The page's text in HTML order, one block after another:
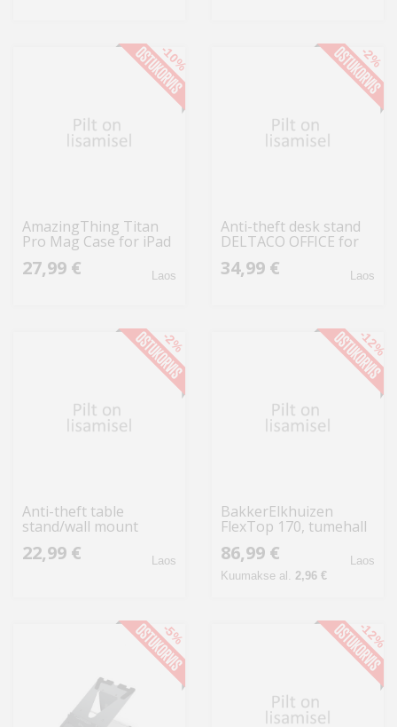
AmazingThing Titan
Pro Mag Case for iPad
Air 11" M3/M4
(2025/2026) - Pink
27,99 € Laos
-10%
Anti-theft desk stand
DELTACO OFFICE for
Air/iPad / ARM-0511
34,99 € Laos
-2%
Anti-theft table
stand/wall mount
iPad 9.7/10.2", white /
22,99 € Laos
-2%
BakkerElkhuizen
FlexTop 170, tumehall
86,99 €
Kuumakse al. 2,96 €
Laos
-12%
-5% -12%